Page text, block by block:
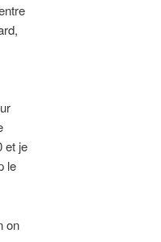
et je
le
on